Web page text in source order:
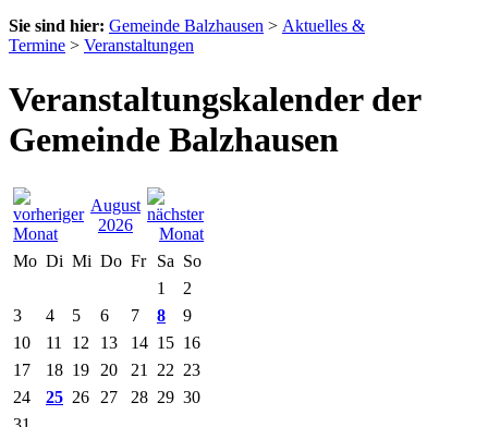
Sie sind hier: Gemeinde Balzhausen > Aktuelles &
Termine > Veranstaltungen
Veranstaltungskalender der
Gemeinde Balzhausen
August
2026
Mo Di Mi Do Fr Sa So
1
2
3
4 5 6 7 8
9
10
11 12 13 14 15 16
17
18 19 20 21 22 23
24
25 26 27 28 29 30